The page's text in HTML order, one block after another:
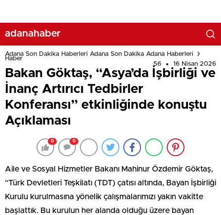
adanahaber
Adana Son Dakika Haberleri Adana Son Dakika Adana Haberleri
Haber
56
16 Nisan 2026
Bakan Göktaş, “Asya’da İşbirliği ve
İnanç Artırıcı Tedbirler
Konferansı” etkinliğinde konuştu
Açıklaması
0 0
Aile ve Sosyal Hizmetler Bakanı Mahinur Özdemir Göktaş,
“Türk Devletleri Teşkilatı (TDT) çatısı altında, Bayan İşbirliği
Kurulu kurulmasına yönelik çalışmalarımızı yakın vakitte
başlattık. Bu kurulun her alanda olduğu üzere bayan